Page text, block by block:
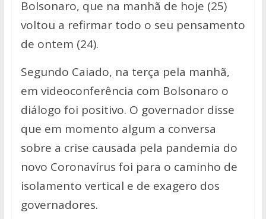
Bolsonaro, que na manhã de hoje (25)
voltou a refirmar todo o seu pensamento
de ontem (24).
Segundo Caiado, na terça pela manhã,
em videoconferência com Bolsonaro o
diálogo foi positivo. O governador disse
que em momento algum a conversa
sobre a crise causada pela pandemia do
novo Coronavírus foi para o caminho de
isolamento vertical e de exagero dos
governadores.